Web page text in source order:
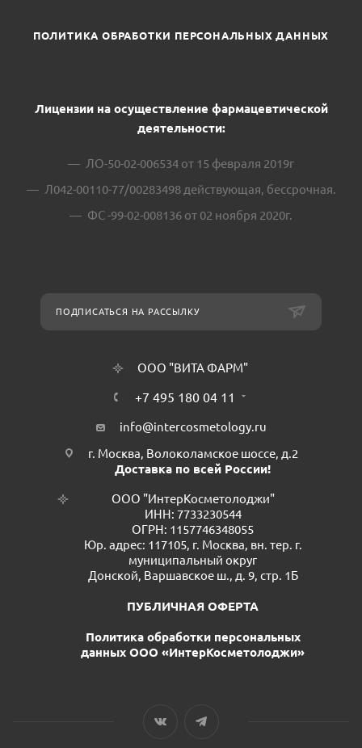
ПОЛИТИКА ОБРАБОТКИ ПЕРСОНАЛЬНЫХ ДАННЫХ
Лицензии на осуществление фармацевтической
деятельности:
ЛО-50-02-006534 от 15 февраля 2019г
Л042-00110-77/00283498 действующая, бессрочная.
ФС -99-02-008136 от 02 ноября 2020г.
ПОДПИСАТЬСЯ НА РАССЫЛКУ
ООО "ВИТА ФАРМ"
+7 495 180 04 11
info@intercosmetology.ru
г. Москва, Волоколамское шоссе, д.2
Доставка по всей России!
ООО "ИнтерКосметолоджи"
ИНН: 7733230544
ОГРН: 1157746348055
Юр. адрес: 117105, г. Москва, вн. тер. г.
муниципальный округ
Донской, Варшавское ш., д. 9, стр. 1Б
ПУБЛИЧНАЯ ОФЕРТА
Политика обработки персональных
данных ООО «ИнтерКосметолоджи»